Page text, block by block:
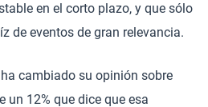
en el corto plazo, y que sólo
de eventos de gran relevancia.
cambiado su opinión sobre
un 12% que dice que esa